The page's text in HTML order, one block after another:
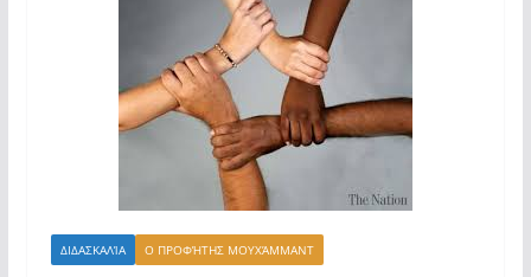
ΔΙΔΑΣΚΑΛΊΑ Ο ΠΡΟΦΉΤΗΣ ΜΟΥΧΆΜΜΑΝΤ